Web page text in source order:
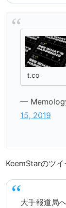
t.co
—
15, 2019
KeemStarのツイ
大手報道局